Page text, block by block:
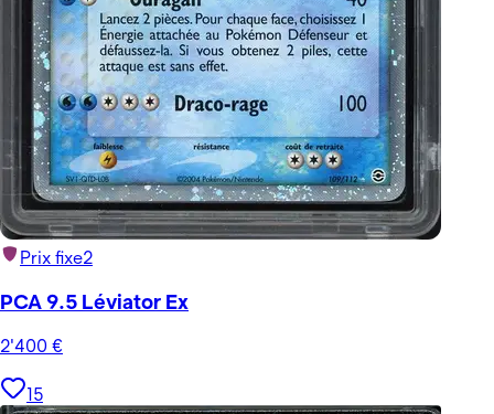
Prix fixe2
PCA 9.5 Léviator Ex
2'400 €
15